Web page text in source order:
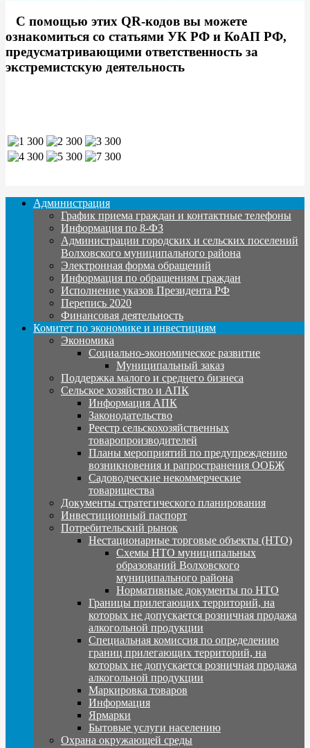
С помощью этих QR-кодов вы можете
ознакомиться со статьями УК РФ и КоАП РФ,
предусматривающими ответственность за
экстремистскую деятельность
Администрация
График приема граждан и контактные телефоны
Информация по 8-ФЗ
Администрации городских и сельских поселений
Волховского муниципального района
Электронная форма обращений
Информация по обращениям граждан
Исполнение указов Президента РФ
Перепись 2020
Финансовая деятельность
Комитет по экономике и инвестициям
Экономика
Социально-экономическое развитие
Муниципальный заказ
Поддержка малого и среднего бизнеса
Сельское хозяйство и АПК
Информация АПК
Законодательство
Реестр сельскохозяйственных
товаропроизводителей
Планы мероприятий по предупреждению
возникновения и рапространения ООБЖ
Садоводческие некоммерческие
товарищества
Документы стратегического планирования
Инвестиционный паспорт
Потребительский рынок
Нестационарные торговые объекты (НТО)
Схемы НТО муниципальных
образований Волховского
муниципального района
Нормативные документы по НТО
Границы прилегающих территорий, на
которых не допускается розничная продажа
алкогольной продукции
Специальная комиссия по определению
границ прилегающих территорий, на
которых не допускается розничная продажа
алкогольной продукции
Маркировка товаров
Информация
Ярмарки
Бытовые услуги населению
Охрана окружающей среды